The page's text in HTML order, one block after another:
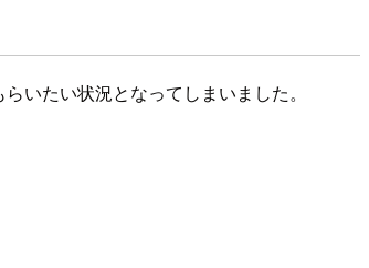
いたい状況となってしまいました。